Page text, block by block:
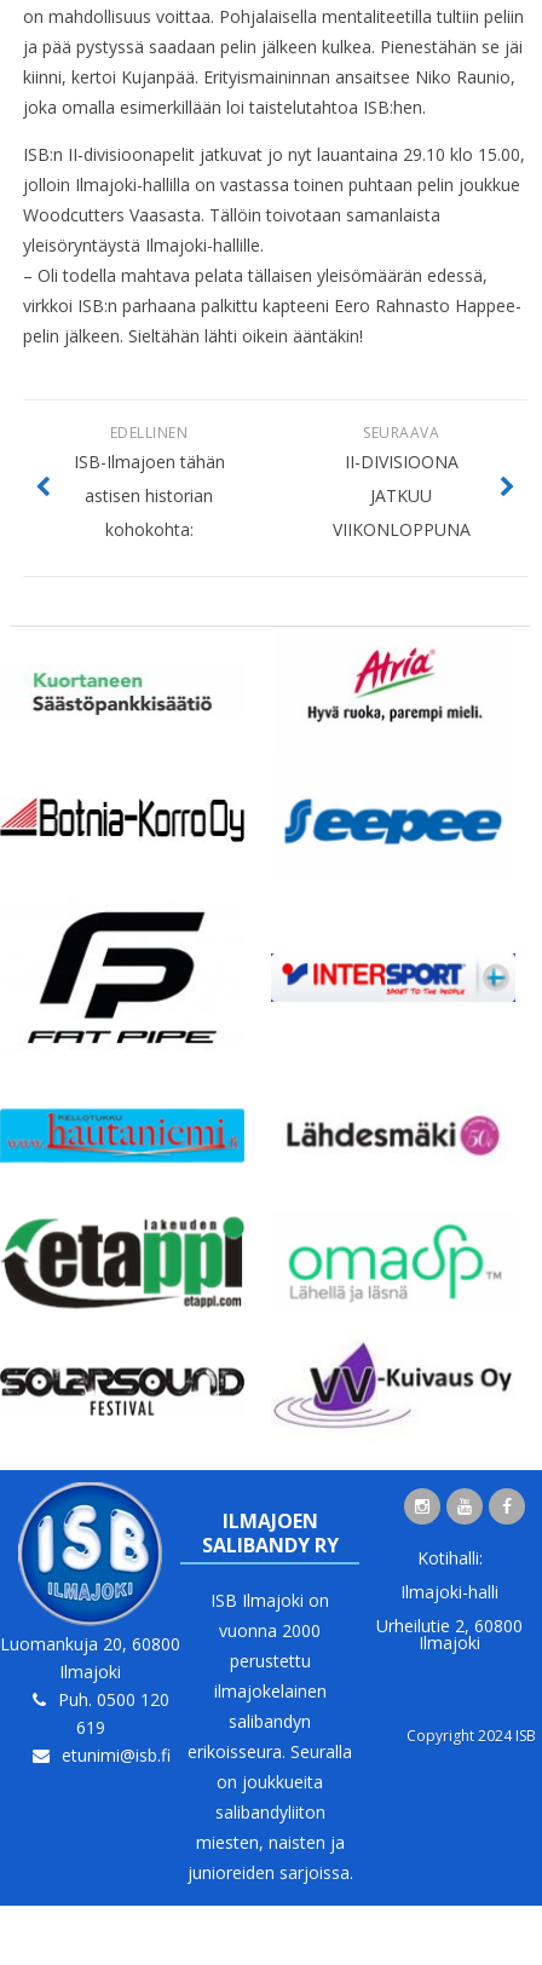
on mahdollisuus voittaa. Pohjalaisella mentaliteetilla tultiin peliin
ja pää pystyssä saadaan pelin jälkeen kulkea. Pienestähän se jäi
kiinni, kertoi Kujanpää. Erityismaininnan ansaitsee Niko Raunio,
joka omalla esimerkillään loi taistelutahtoa ISB:hen.
ISB:n II-divisioonapelit jatkuvat jo nyt lauantaina 29.10 klo 15.00,
jolloin Ilmajoki-hallilla on vastassa toinen puhtaan pelin joukkue
Woodcutters Vaasasta. Tällöin toivotaan samanlaista
yleisöryntäystä Ilmajoki-hallille.
– Oli todella mahtava pelata tällaisen yleisömäärän edessä,
virkkoi ISB:n parhaana palkittu kapteeni Eero Rahnasto Happee-
pelin jälkeen. Sieltähän lähti oikein ääntäkin!
SEURAAVA
II-DIVISIOONA
JATKUU
VIIKONLOPPUNA
EDELLINEN
ISB-Ilmajoen tähän
astisen historian
kohokohta:
Luomankuja 20, 60800
Ilmajoki
Puh. 0500 120
619
etunimi@isb.fi
ILMAJOEN
SALIBANDY RY
ISB Ilmajoki on
vuonna 2000
perustettu
ilmajokelainen
salibandyn
erikoisseura. Seuralla
on joukkueita
salibandyliiton
miesten, naisten ja
junioreiden sarjoissa.
Kotihalli:
Ilmajoki-halli
Urheilutie 2, 60800
Ilmajoki
Copyright 2024 ISB